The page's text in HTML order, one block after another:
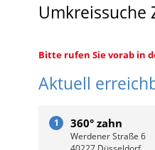
Umkreissuche
Bitte rufen Sie vorab in
Aktuell
1 360° zahn
Werdener Straße 6